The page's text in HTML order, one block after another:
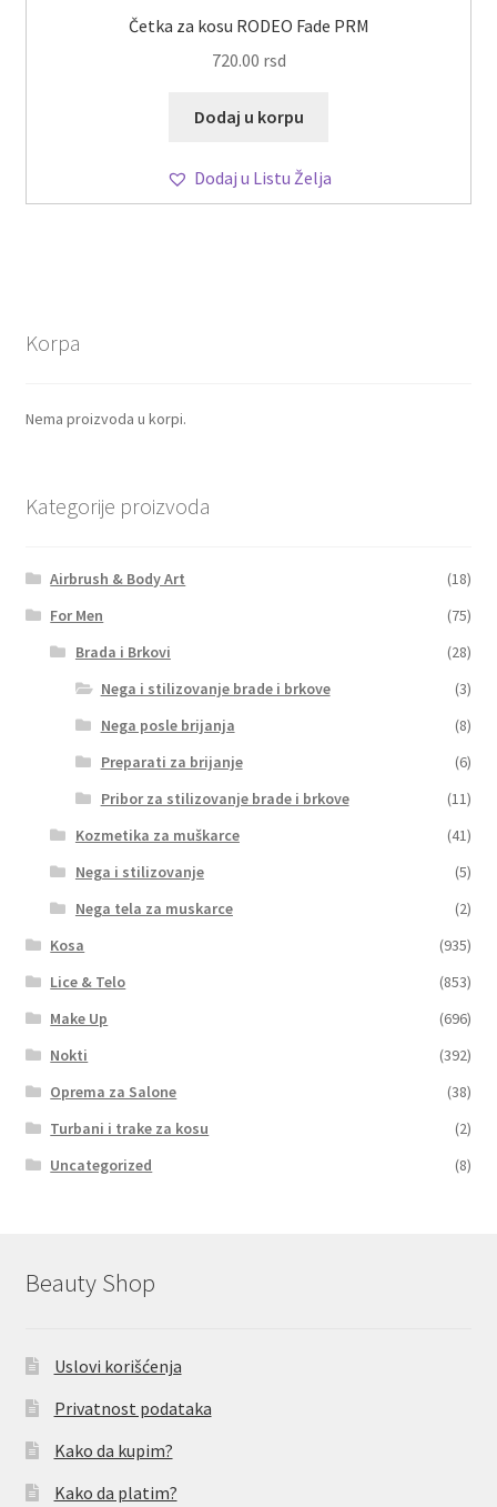
Četka za kosu RODEO Fade PRM
720.00 rsd
Dodaj u korpu
Dodaj u Listu Želja
Korpa
Nema proizvoda u korpi.
Kategorije proizvoda
Airbrush & Body Art
(18)
For Men
(75)
Brada i Brkovi
(28)
Nega i stilizovanje brade i brkove
(3)
Nega posle brijanja
(8)
Preparati za brijanje
(6)
Pribor za stilizovanje brade i brkove
(11)
Kozmetika za muškarce
(41)
Nega i stilizovanje
(5)
Nega tela za muskarce
(2)
Kosa
(935)
Lice & Telo
(853)
Make Up
(696)
Nokti
(392)
Oprema za Salone
(38)
Turbani i trake za kosu
(2)
Uncategorized
(8)
Beauty Shop
Uslovi korišćenja
Privatnost podataka
Kako da kupim?
Kako da platim?